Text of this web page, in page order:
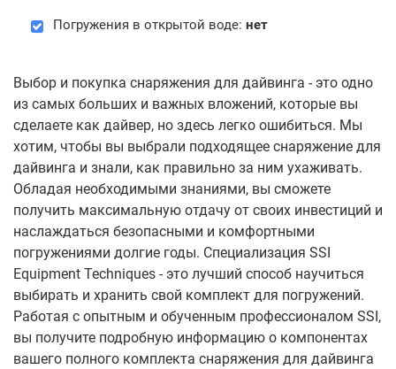
Погружения в открытой воде: нет
Выбор и покупка снаряжения для дайвинга - это одно
из самых больших и важных вложений, которые вы
сделаете как дайвер, но здесь легко ошибиться. Мы
хотим, чтобы вы выбрали подходящее снаряжение для
дайвинга и знали, как правильно за ним ухаживать.
Обладая необходимыми знаниями, вы сможете
получить максимальную отдачу от своих инвестиций и
наслаждаться безопасными и комфортными
погружениями долгие годы. Специализация SSI
Equipment Techniques - это лучший способ научиться
выбирать и хранить свой комплект для погружений.
Работая с опытным и обученным профессионалом SSI,
вы получите подробную информацию о компонентах
вашего полного комплекта снаряжения для дайвинга